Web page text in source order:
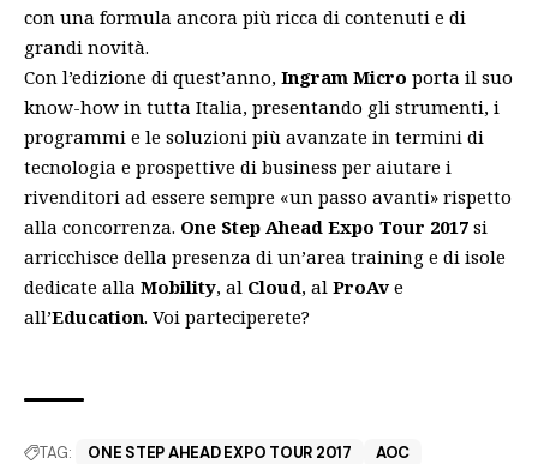
con una formula ancora più ricca di contenuti e di
grandi novità.
Con l’edizione di quest’anno, Ingram Micro porta il suo
know-how in tutta Italia, presentando gli strumenti, i
programmi e le soluzioni più avanzate in termini di
tecnologia e prospettive di business per aiutare i
rivenditori ad essere sempre «un passo avanti» rispetto
alla concorrenza. One Step Ahead Expo Tour 2017 si
arricchisce della presenza di un’area training e di isole
dedicate alla Mobility, al Cloud, al ProAv e
all’Education. Voi parteciperete?
TAG: ONE STEP AHEAD EXPO TOUR 2017 AOC